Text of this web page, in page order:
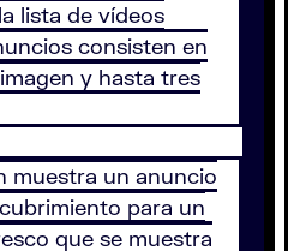
lista de vídeos
consisten en
y hasta tres
muestra un anuncio
para un
que se muestra